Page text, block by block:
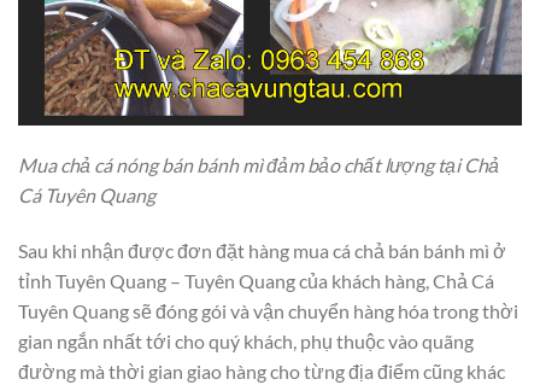
Mua chả cá nóng bán bánh mì đảm bảo chất lượng tại Chả
Cá Tuyên Quang
Sau khi nhận được đơn đặt hàng mua cá chả bán bánh mì ở
tỉnh Tuyên Quang – Tuyên Quang của khách hàng, Chả Cá
Tuyên Quang sẽ đóng gói và vận chuyển hàng hóa trong thời
gian ngắn nhất tới cho quý khách, phụ thuộc vào quãng
đường mà thời gian giao hàng cho từng địa điểm cũng khác